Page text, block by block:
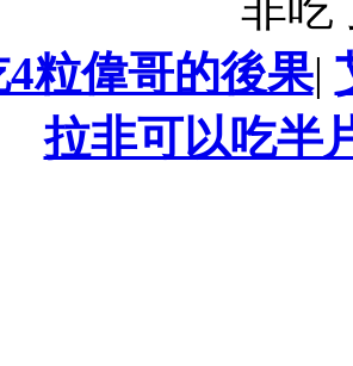
粒偉哥的後果|
拉非可以吃半